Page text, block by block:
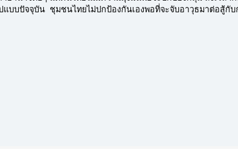
แบบปัจจุบัน ชุมชนไทยไม่ปกป้องกันเองพอที่จะจับอาวุธมาต่อสู้กั